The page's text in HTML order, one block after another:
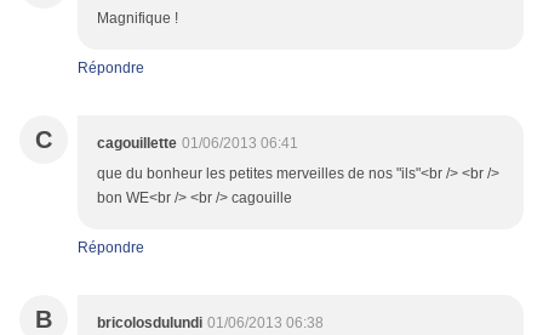
Magnifique !
Répondre
C cagouillette 01/06/2013 06:41
que du bonheur les petites merveilles de nos "ils"<br /> <br />
bon WE<br /> <br /> cagouille
Répondre
B bricolosdulundi 01/06/2013 06:38